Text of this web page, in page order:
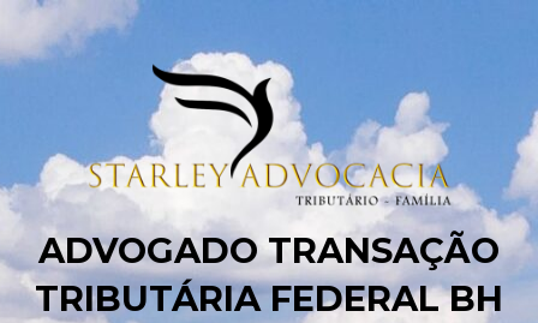
ADVOGADO TRANSAÇÃO
TRIBUTÁRIA FEDERAL BH